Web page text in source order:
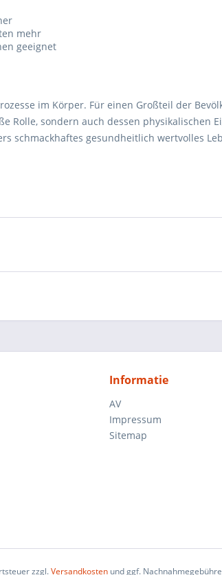
mehr
geeignet
im Körper. Für einen Großteil der
Rolle, sondern auch dessen physikalischen
schmackhaftes gesundheitlich wertvolles
Informatie
AV
Impressum
Sitemap
zzgl.Versandkostenund ggf.